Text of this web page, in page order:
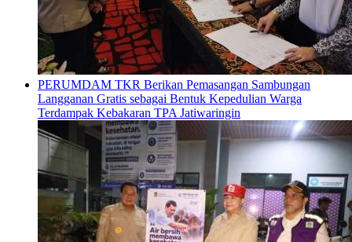
PERUMDAM TKR Berikan Pemasangan Sambungan
Langganan Gratis sebagai Bentuk Kepedulian Warga
Terdampak Kebakaran TPA Jatiwaringin